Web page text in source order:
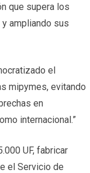
que supera los
ampliando sus
el
mipymes, evitando
en
internacional.”
UF, fabricar
el Servicio de